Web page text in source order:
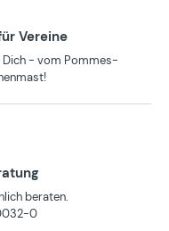
Vereine
- vom Pommes-
beraten.
0